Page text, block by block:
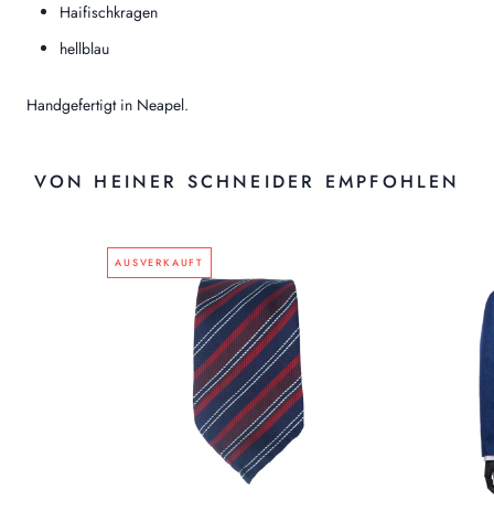
Haifischkragen
hellblau
Handgefertigt in Neapel.
VON HEINER SCHNEIDER EMPFOHLEN
AUSVERKAUFT